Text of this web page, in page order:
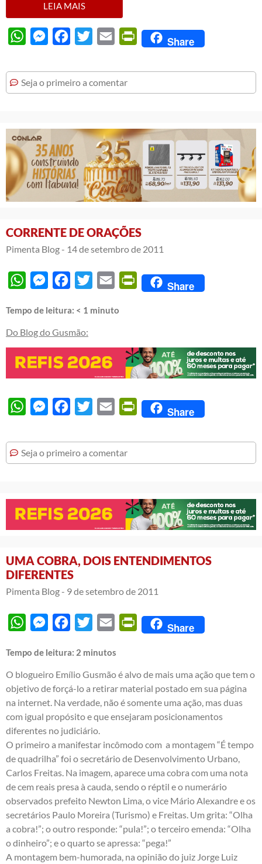
LEIA MAIS
WhatsAppMessengerFacebook
Twitter Email PrintFriendly
Share
Seja o primeiro a comentar
CORRENTE DE ORAÇÕES
Pimenta Blog - 14 de setembro de 2011
WhatsAppMessengerFacebook
Twitter Email PrintFriendly
Share
Tempo de leitura: < 1 minuto
Do Blog do Gusmão:
WhatsAppMessengerFacebook
Twitter Email PrintFriendly
Share
Seja o primeiro a comentar
UMA COBRA, DOIS ENTENDIMENTOS
DIFERENTES
Pimenta Blog - 9 de setembro de 2011
WhatsAppMessengerFacebook
Twitter Email PrintFriendly
Share
Tempo de leitura: 2 minutos
O blogueiro Emílio Gusmão é alvo de mais uma ação que tem o
objetivo de forçá-lo a retirar material postado em sua página
na internet. Na verdade, não é somente uma ação, mas duas
com igual propósito e que ensejaram posicionamentos
diferentes no judiciário.
O primeiro a manifestar incômodo com a montagem “É tempo
de quadrilha” foi o secretário de Desenvolvimento Urbano,
Carlos Freitas. Na imagem, aparece uma cobra com uma nota
de cem reais presa à cauda, sendo o réptil e o numerário
observados prefeito Newton Lima, o vice Mário Alexandre e os
secretários Paulo Moreira (Turismo) e Freitas. Um grita: “Olha
a cobra!”; o outro responde: “pula!”; o terceiro emenda: “Olha
o dinheiro”; e o quarto se apressa: “pega!”
A montagem bem-humorada, na opinião do juiz Jorge Luiz